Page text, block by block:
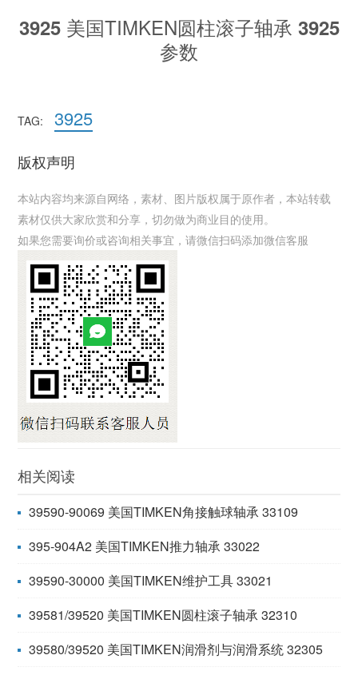
3925美国TIMKEN圆柱滚子轴承 3925
参数
TAG: 3925
版权声明
本站内容均来源自网络，素材、图片版权属于原作者，本站转载
素材仅供大家欣赏和分享，切勿做为商业目的使用。
如果您需要询价或咨询相关事宜，请微信扫码添加微信客服
相关阅读
39590-90069 美国TIMKEN角接触球轴承 33109
395-904A2 美国TIMKEN推力轴承 33022
39590-30000 美国TIMKEN维护工具 33021
39581/39520 美国TIMKEN圆柱滚子轴承 32310
39580/39520 美国TIMKEN润滑剂与润滑系统 32305